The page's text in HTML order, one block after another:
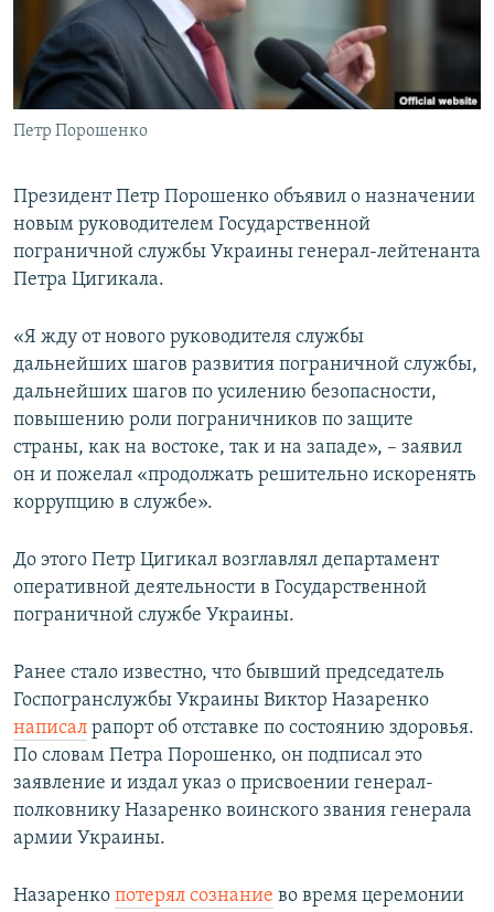
ПОБЕДИТЕЛЕЙ НЕ СУДЯТ?
КРЫМ.НЕПОКОРЕННЫЙ
УКРАИНСКАЯ ПРОБЛЕМА КРЫМА
ПРИСОЕДИНЯЙТЕСЬ!
Петр Порошенко
Президент Петр Порошенко объявил о назначении
новым руководителем Государственной
пограничной службы Украины генерал-лейтенанта
Петра Цигикала.
«Я жду от нового руководителя службы
дальнейших шагов развития пограничной службы,
дальнейших шагов по усилению безопасности,
повышению роли пограничников по защите
страны, как на востоке, так и на западе», – заявил
он и пожелал «продолжать решительно искоренять
коррупцию в службе».
До этого Петр Цигикал возглавлял департамент
оперативной деятельности в Государственной
пограничной службе Украины.
Ранее стало известно, что бывший председатель
Госпогранслужбы Украины Виктор Назаренко
написал рапорт об отставке по состоянию здоровья.
По словам Петра Порошенко, он подписал это
заявление и издал указ о присвоении генерал-
полковнику Назаренко воинского звания генерала
армии Украины.
Назаренко потерял сознание во время церемонии